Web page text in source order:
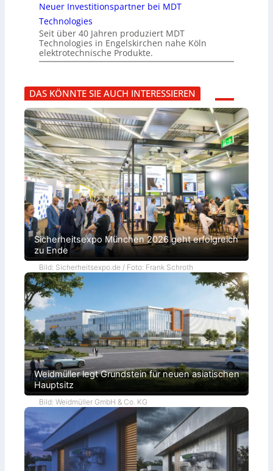
Neuer Investitionspartner bei MDT
Technologies
Seit über 40 Jahren produziert MDT
Technologies in Engelskirchen nahe Köln
elektrotechnische Produkte.
DAS KÖNNTE SIE AUCH INTERESSIEREN
Sicherheitsexpo München 2026 geht erfolgreich
zu Ende
Bild: Sicherheitsexpo.de / Foto: Frank Schroth
Weidmüller legt Grundstein für neuen asiatischen
Hauptsitz
Bild: Weidmüller GmbH & Co. KG